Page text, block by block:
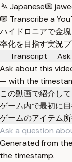
Japanese
Transcribe a
ハイドロニアで金
率化を目指す実況プ
Transcript
Ask
Ask about this
— with the
この動画で紹介し
ゲーム内で最初に
ゲームのアイテム
Generated from
the timestamp.